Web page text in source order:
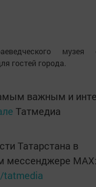
музея
гостей города.
важным и
Татмедиа
Татарстана в
мессенджере MАХ:
tatmedia